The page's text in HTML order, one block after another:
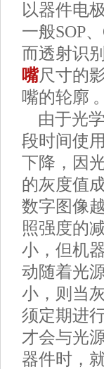
以器件电
一般SOP
而透射识
嘴尺寸的
嘴的轮廓 。
由于光
段时间使
下降，因
的灰度值
数字图像
照强度的
小，但机
动随着光
小，则当
须定期进
才会与光
器件时，